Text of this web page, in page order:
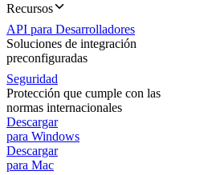
Recursos
API para Desarrolladores
Soluciones de integración
preconfiguradas
Seguridad
Protección que cumple con las
normas internacionales
Descargar
para Windows
Descargar
para Mac